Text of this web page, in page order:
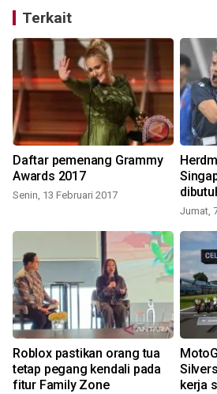
Terkait
Daftar pemenang Grammy
Awards 2017
Senin, 13 Februari 2017
Jumat,
Roblox pastikan orang tua
tetap pegang kendali pada
fitur Family Zone
kerja